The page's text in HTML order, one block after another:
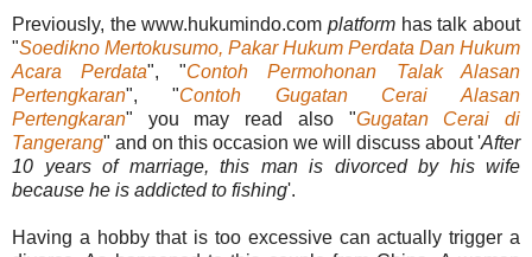
Previously, the www.hukumindo.com platform has talk about
"Soedikno Mertokusumo, Pakar Hukum Perdata Dan Hukum
Acara Perdata", "Contoh Permohonan Talak Alasan
Pertengkaran", "Contoh Gugatan Cerai Alasan
Pertengkaran" you may read also "Gugatan Cerai di
Tangerang" and on this occasion we will discuss about 'After
10 years of marriage, this man is divorced by his wife
because he is addicted to fishing'.
Having a hobby that is too excessive can actually trigger a